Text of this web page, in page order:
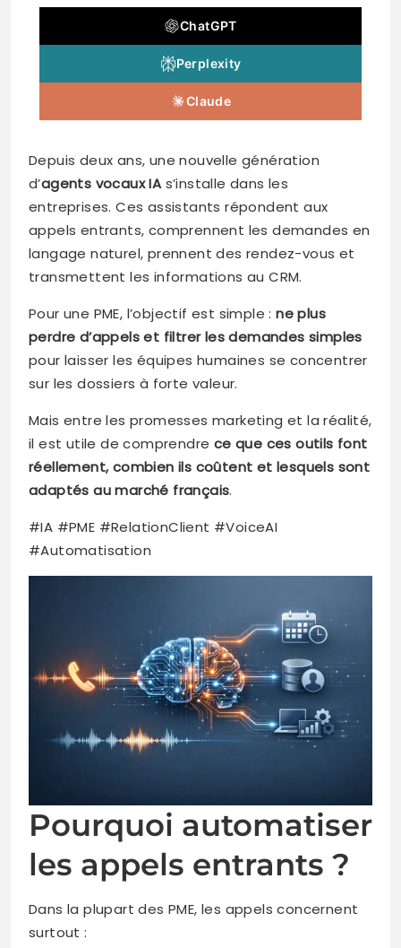
ChatGPT
Perplexity
Claude
Depuis deux ans, une nouvelle génération
d’agents vocaux IAs’installe dans les
entreprises. Ces assistants répondent aux
appels entrants, comprennent les demandes en
langage naturel, prennent des rendez-vous et
transmettent les informations au CRM.
Pour une PME, l’objectif est simple :ne plus
perdre d’appels et filtrer les demandes simples
pour laisser les équipes humaines se concentrer
sur les dossiers à forte valeur.
Mais entre les promesses marketing et la réalité,
il est utile de comprendre ce que ces outils font
réellement, combien ils coûtent et lesquels sont
adaptés au marché français.
#IA #PME #RelationClient #VoiceAI
#Automatisation
Pourquoi automatiser
les appels entrants ?
Dans la plupart des PME, les appels concernent
surtout :